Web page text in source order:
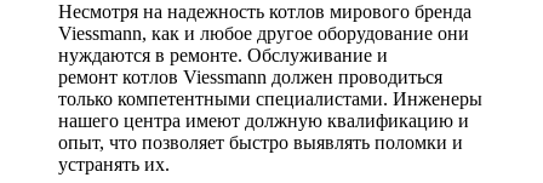
Несмотря на надежность котлов мирового бренда
Viessmann, как и любое другое оборудование они
нуждаются в ремонте. Обслуживание и
ремонт котлов Viessmann должен проводиться
только компетентными специалистами. Инженеры
нашего центра имеют должную квалификацию и
опыт, что позволяет быстро выявлять поломки и
устранять их.